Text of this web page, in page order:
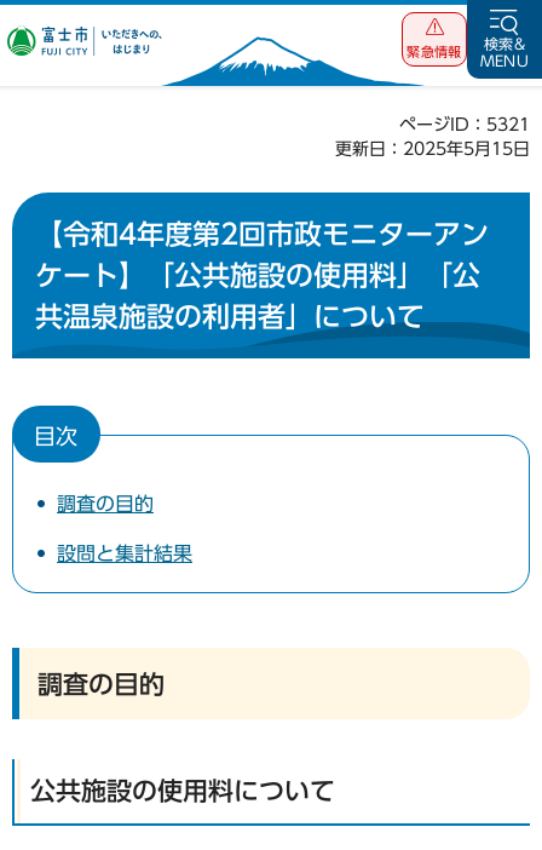
富士市 いただ
緊急情報
検索&
MENU
ページID：5321
更新日：2025年5月15日
【令和4年度第2回市政モニターアン
ケート】「公共施設の使用料」「公
共温泉施設の利用者」について
目次
調査の目的
設問と集計結果
調査の目的
公共施設の使用料について